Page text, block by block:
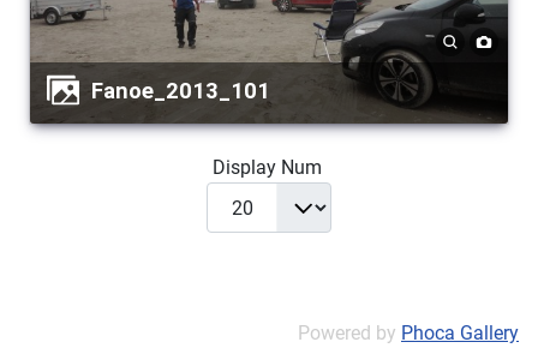
Fanoe_2013_101
Display Num
Powered by Phoca Gallery